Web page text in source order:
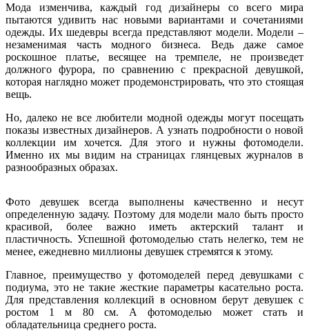
Мода изменчива, каждый год дизайнеры со всего мира
пытаются удивить нас новыми вариантами и сочетаниями
одежды. Их шедевры всегда представляют модели. Модели –
незаменимая часть модного бизнеса. Ведь даже самое
роскошное платье, весящее на тремпеле, не произведет
должного фурора, по сравнению с прекрасной девушкой,
которая наглядно может продемонстрировать, что это стоящая
вещь.
Но, далеко не все любители модной одежды могут посещать
показы известных дизайнеров. А узнать подробности о новой
коллекции им хочется. Для этого и нужны фотомодели.
Именно их мы видим на страницах глянцевых журналов в
разнообразных образах.
Фото девушек всегда выполнены качественно и несут
определенную задачу. Поэтому для модели мало быть просто
красивой, более важно иметь актерский талант и
пластичность. Успешной фотомоделью стать нелегко, тем не
менее, ежедневно миллионы девушек стремятся к этому.
Главное, преимущество у фотомоделей перед девушками с
подиума, это не такие жесткие параметры касательно роста.
Для представления коллекций в основном берут девушек с
ростом 1 м 80 см. А фотомоделью может стать и
обладательница среднего роста.